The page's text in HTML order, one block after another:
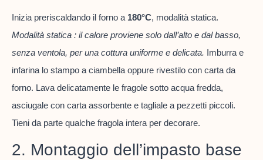
Inizia preriscaldando il forno a 180°C, modalità statica.
Modalità statica : il calore proviene solo dall’alto e dal basso,
senza ventola, per una cottura uniforme e delicata. Imburra e
infarina lo stampo a ciambella oppure rivestilo con carta da
forno. Lava delicatamente le fragole sotto acqua fredda,
asciugale con carta assorbente e tagliale a pezzetti piccoli.
Tieni da parte qualche fragola intera per decorare.
2. Montaggio dell’impasto base